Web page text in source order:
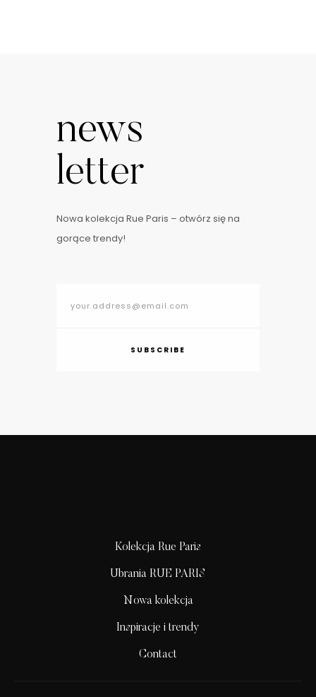
news
letter
Nowa kolekcja Rue Paris – otwórz się na
gorące trendy!
SUBSCRIBE
Kolekcja Rue Paris
Ubrania RUE PARIS
Nowa kolekcja
Inspiracje i trendy
Contact